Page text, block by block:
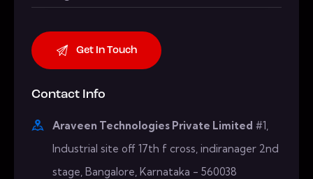
Contact Info
Araveen Technologies Private Limited #1,
Industrial site off 17th f cross, indiranager 2nd
stage, Bangalore, Karnataka - 560038